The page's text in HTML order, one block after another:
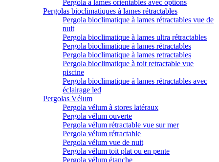
Pergola à lames orientables avec options
Pergolas bioclimatiques à lames rétractables
Pergola bioclimatique à lames rétractables vue de
nuit
Pergola bioclimatique à lames ultra rétractables
Pergola bioclimatique à lames rétractables
Pergola bioclimatique à lames retractables
Pergola bioclimatique à toit retractable vue
piscine
Pergola bioclimatique à lames rétractables avec
éclairage led
Pergolas Vélum
Pergola vélum à stores latéraux
Pergola vélum ouverte
Pergola vélum rétractable vue sur mer
Pergola vélum rétractable
Pergola vélum vue de nuit
Pergola vélum toit plat ou en pente
Pergola vélum étanche